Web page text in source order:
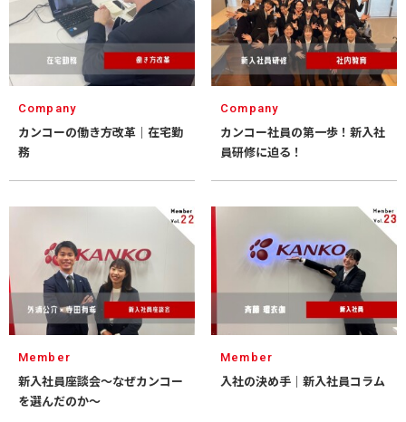
Company
カンコーの働き方改革｜在宅勤
務
Company
カンコー社員の第一歩！新入社
員研修に迫る！
Member
新入社員座談会～なぜカンコー
を選んだのか～
Member
入社の決め手｜新入社員コラム